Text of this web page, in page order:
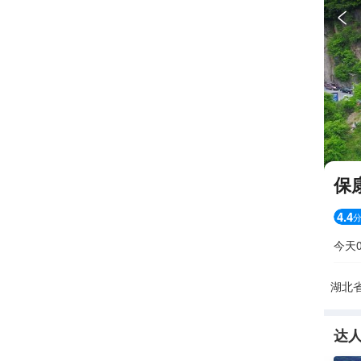

保
4.4分
今天
湖北
达